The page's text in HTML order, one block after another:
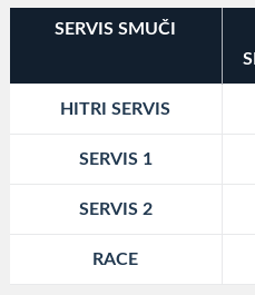
SERVIS SMUČI
HITRI SERVIS
SERVIS 1
SERVIS 2
RACE